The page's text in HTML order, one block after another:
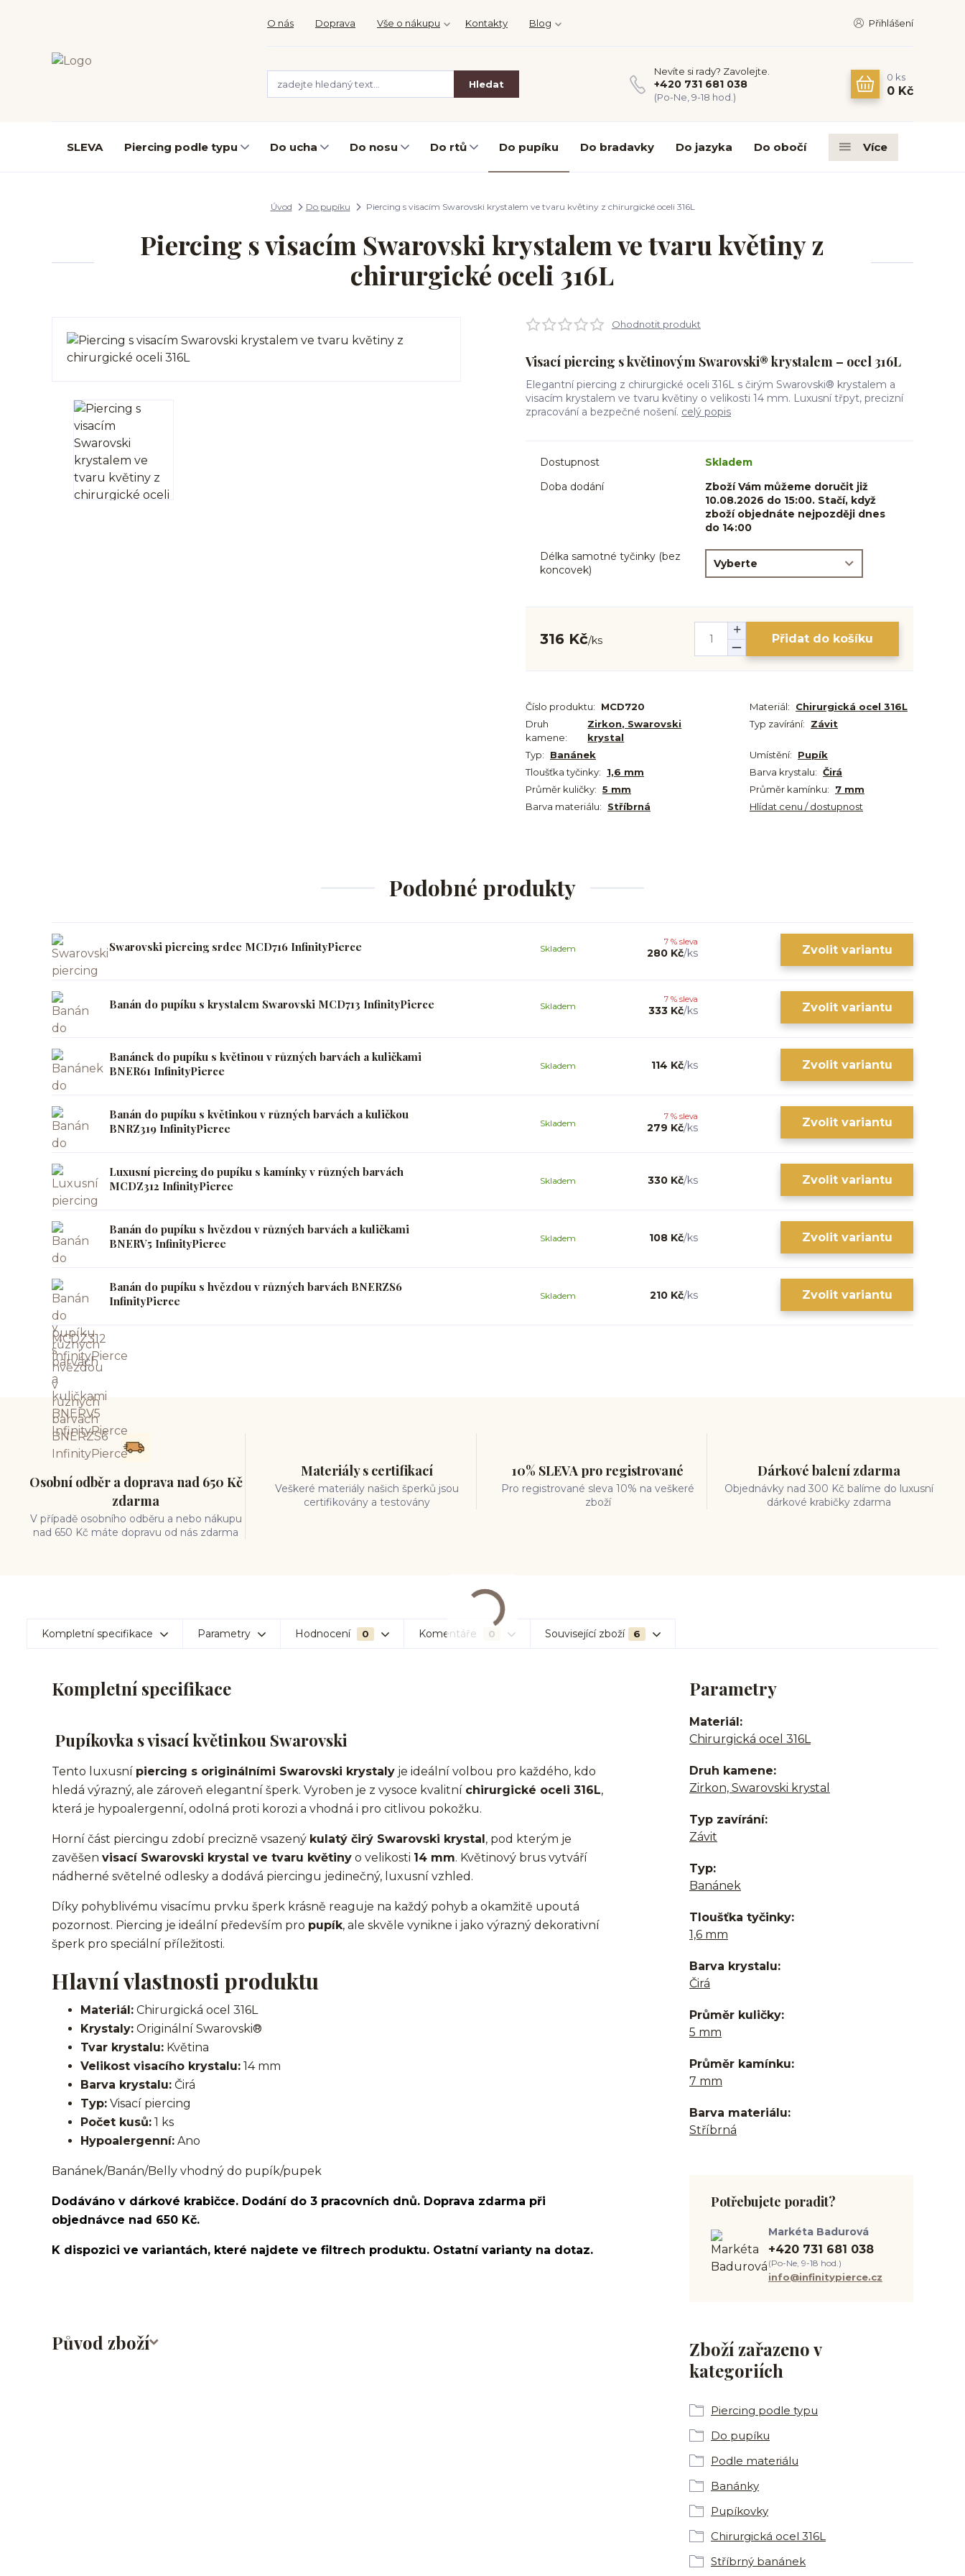
O nás Doprava Vše o nákupu Kontakty Blog Přihlášení
Hledat
Nevíte si rady? Zavolejte.
+420 731 681 038
(Po-Ne, 9-18 hod.)
0 ks
0 Kč
SLEVA Piercing podle typu Do ucha Do nosu Do rtů Do pupíku Do bradavky Do jazyka Do obočí Více
Úvod Do pupíku Piercing s visacím Swarovski krystalem ve tvaru květiny z chirurgické oceli 316L
Piercing s visacím Swarovski krystalem ve tvaru květiny z
chirurgické oceli 316L
Ohodnotit produkt
Visací piercing s květinovým Swarovski® krystalem – ocel 316L
Elegantní piercing z chirurgické oceli 316L s čirým Swarovski® krystalem a
visacím krystalem ve tvaru květiny o velikosti 14 mm. Luxusní třpyt, precizní
zpracování a bezpečné nošení. celý popis
Dostupnost
Skladem
Doba dodání
Zboží Vám můžeme doručit již
10.08.2026 do 15:00. Stačí, když
zboží objednáte nejpozději dnes
do 14:00
Délka samotné tyčinky (bez
koncovek)
316 Kč/ks Přidat do košíku
Číslo produktu: MCD720 Materiál:
Chirurgická ocel 316L
Druh
kamene:
Zirkon, Swarovski
krystal
Typ zavírání: Závit
Typ: Banánek Umístění:
Pupík
Tloušťka tyčinky:
1,6 mm Barva krystalu: Čirá
Průměr kuličky: 5 mm Průměr kamínku:
7 mm
Barva materiálu:
Stříbrná Hlídat cenu / dostupnost
Podobné produkty
Swarovski piercing srdce MCD716 InfinityPierce 7 % sleva
280 Kč/ks
Skladem Zvolit variantu
Banán do pupíku s krystalem Swarovski MCD713 InfinityPierce 7 % sleva
333 Kč/ks
Skladem Zvolit variantu
Banánek do pupíku s květinou v různých barvách a kuličkami
BNER61 InfinityPierce
114 Kč/ks
Skladem Zvolit variantu
Banán do pupíku s květinkou v různých barvách a kuličkou
BNRZ319 InfinityPierce
7 % sleva
279 Kč/ks
Skladem Zvolit variantu
Luxusní piercing do pupíku s kamínky v různých barvách
MCDZ312 InfinityPierce
330 Kč/ks
Skladem Zvolit variantu
Banán do pupíku s hvězdou v různých barvách a kuličkami
BNERV5 InfinityPierce
108 Kč/ks
Skladem Zvolit variantu
Banán do pupíku s hvězdou v různých barvách BNERZS6
InfinityPierce
210 Kč/ks
Skladem Zvolit variantu
Osobní odběr a doprava nad 650 Kč
zdarma
V případě osobního odběru a nebo nákupu
nad 650 Kč máte dopravu od nás zdarma
Materiály s certifikací
Veškeré materiály našich šperků jsou
certifikovány a testovány
10% SLEVA pro registrované
Pro registrované sleva 10% na veškeré
zboží
Dárkové balení zdarma
Objednávky nad 300 Kč balíme do luxusní
dárkové krabičky zdarma
Kompletní specifikace Parametry Hodnocení 0 Komentáře 0 Související zboží 6
Kompletní specifikace
Pupíkovka s visací květinkou Swarovski
Tento luxusní piercing s originálními Swarovski krystaly je ideální volbou pro každého, kdo
hledá výrazný, ale zároveň elegantní šperk. Vyroben je z vysoce kvalitní chirurgické oceli 316L,
která je hypoalergenní, odolná proti korozi a vhodná i pro citlivou pokožku.
Horní část piercingu zdobí precizně vsazený kulatý čirý Swarovski krystal, pod kterým je
zavěšen visací Swarovski krystal ve tvaru květiny o velikosti 14 mm. Květinový brus vytváří
nádherné světelné odlesky a dodává piercingu jedinečný, luxusní vzhled.
Díky pohyblivému visacímu prvku šperk krásně reaguje na každý pohyb a okamžitě upoutá
pozornost. Piercing je ideální především pro pupík, ale skvěle vynikne i jako výrazný dekorativní
šperk pro speciální příležitosti.
Hlavní vlastnosti produktu
Materiál: Chirurgická ocel 316L
Krystaly: Originální Swarovski®
Tvar krystalu: Květina
Velikost visacího krystalu: 14 mm
Barva krystalu: Čirá
Typ: Visací piercing
Počet kusů: 1 ks
Hypoalergenní: Ano
Banánek/Banán/Belly vhodný do pupík/pupek
Dodáváno v dárkové krabičce. Dodání do 3 pracovních dnů. Doprava zdarma při
objednávce nad 650 Kč.
K dispozici ve variantách, které najdete ve filtrech produktu. Ostatní varianty na dotaz.
Původ zboží
Parametry
Materiál
Chirurgická ocel 316L
Druh kamene
Zirkon, Swarovski krystal
Typ zavírání
Závit
Typ
Banánek
Tloušťka tyčinky
1,6 mm
Barva krystalu
Čirá
Průměr kuličky
5 mm
Průměr kamínku
7 mm
Barva materiálu
Stříbrná
Zboží zařazeno v
kategoriích
Piercing podle typu
Do pupíku
Podle materiálu
Banánky
Pupíkovky
Chirurgická ocel 316L
Stříbrný banánek
Potřebujete poradit?
Markéta Badurová
+420 731 681 038
(Po-Ne, 9-18 hod.)
info@infinitypierce.cz